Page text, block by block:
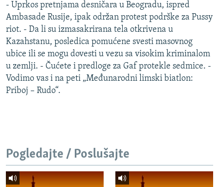
TV LIBERTY
POST SCRIPTUM
MOJA EVROPA
TRI DECENIJE OD RATA U BIH
SVE KARTE DEJTONA
NASTANAK I RASPAD JUGOSLAVIJE
Sve RFE/RL stranice
- Uprkos pretnjama desničara u Beogradu, ispred
Ambasade Rusije, ipak održan protest podrške za Pussy
riot. - Da li su izmasakrirana tela otkrivena u
Kazahstanu, posledica pomućene svesti masovnog
ubice ili se mogu dovesti u vezu sa visokim kriminalom
u zemlji. - Čućete i predloge za Gaf protekle sedmice. -
Vodimo vas i na peti „Međunarodni limski biatlon:
Priboj – Rudo“.
Pogledajte / Poslušajte